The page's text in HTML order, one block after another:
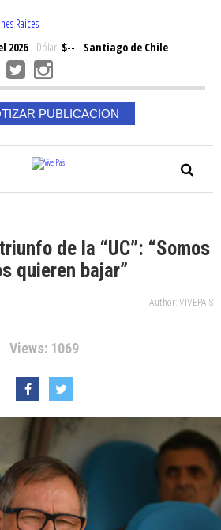
Raices
2026Dólar: $--
Santiago de Chile
PUBLICACION
de la “UC”: “Somos
quieren bajar”
Author: VIVEPAIS
Views: 1069